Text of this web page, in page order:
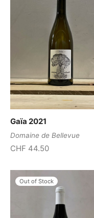
Gaïa 2021
Domaine de Bellevue
CHF 44.50
Out of Stock